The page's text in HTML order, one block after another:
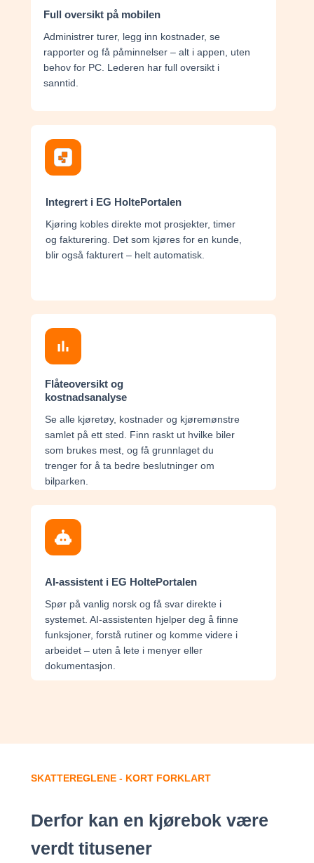
Full oversikt på mobilen
Administrer turer, legg inn kostnader, se
rapporter og få påminnelser – alt i appen, uten
behov for PC. Lederen har full oversikt i
sanntid.
Flåteoversikt og
kostnadsanalyse
Se alle kjøretøy, kostnader og kjøremønstre
samlet på ett sted. Finn raskt ut hvilke biler
som brukes mest, og få grunnlaget du
trenger for å ta bedre beslutninger om
bilparken.
AI-assistent i EG HoltePortalen
Spør på vanlig norsk og få svar direkte i
systemet. AI-assistenten hjelper deg å finne
funksjoner, forstå rutiner og komme videre i
arbeidet – uten å lete i menyer eller
dokumentasjon.
Integrert i EG HoltePortalen
Kjøring kobles direkte mot prosjekter, timer
og fakturering. Det som kjøres for en kunde,
blir også fakturert – helt automatisk.
SKATTEREGLENE - KORT FORKLART
Derfor kan en kjørebok være
verdt titusener